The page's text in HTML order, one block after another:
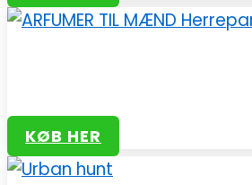
KØB HER